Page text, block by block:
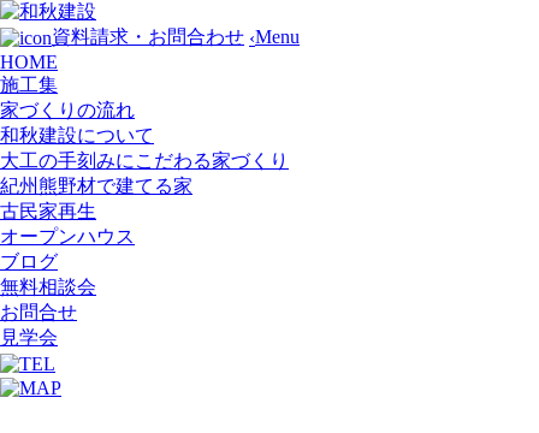
資料請求・お問合わせ ‹Menu
HOME
施工集
家づくりの流れ
和秋建設について
大工の手刻みにこだわる家づくり
紀州熊野材で建てる家
古民家再生
オープンハウス
ブログ
無料相談会
お問合せ
見学会